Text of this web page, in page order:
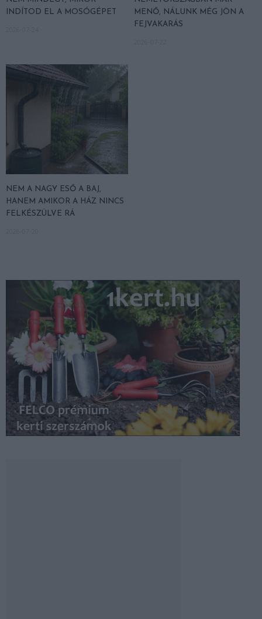
INDÍTOD EL A MOSÓGÉPET
MENŐ, NÁLUNK MÉG JÖN A
FEJVAKARÁS
NEM A NAGY ESŐ A BAJ,
HANEM AMIKOR A HÁZ NINCS
FELKÉSZÜLVE RÁ